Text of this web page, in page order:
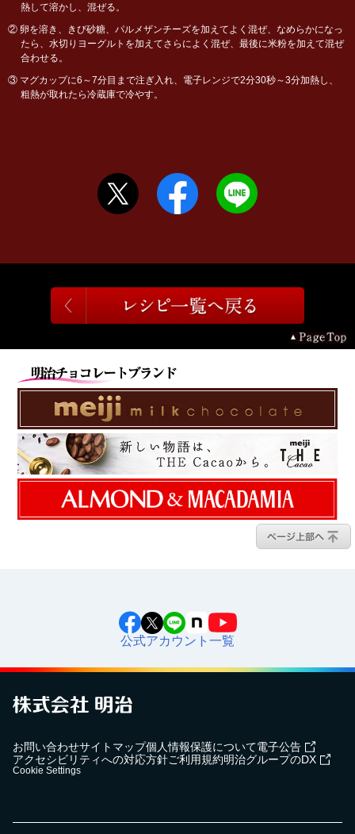
熱して溶かし、混ぜる。
② 卵を溶き、きび砂糖、パルメザンチーズを加えてよく混ぜ、なめらかになっ
たら、水切りヨーグルトを加えてさらによく混ぜ、最後に米粉を加えて混ぜ
合わせる。
③ マグカップに6～7分目まで注ぎ入れ、電子レンジで2分30秒～3分加熱し、
粗熱が取れたら冷蔵庫で冷やす。
公式アカウント一覧
お問い合わせサイトマップ個人情報保護について電子公告
アクセシビリティへの対応方針ご利用規約明治グループのDX
Cookie Settings